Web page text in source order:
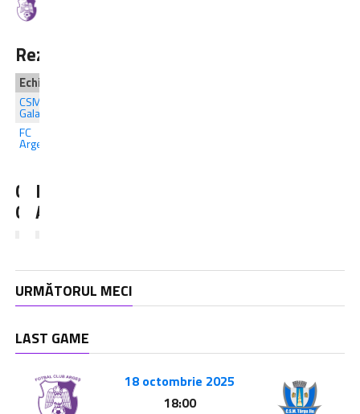
Rezultate
Echipa
CSM
Galați
FC
Argeș
CSM
Galați
FC
Argeș
URMĂTORUL MECI
LAST GAME
18 octombrie 2025
18:00